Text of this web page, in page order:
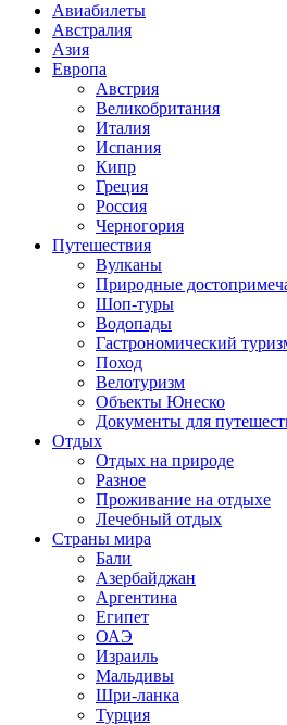
Авиабилеты
Австралия
Азия
Европа
Австрия
Великобритания
Италия
Испания
Кипр
Греция
Россия
Черногория
Путешествия
Вулканы
Природные
Шоп-туры
Водопады
Гастрономический
Поход
Велотуризм
Объекты Юнеско
Документы для
Отдых
Отдых на природе
Разное
Проживание на отдыхе
Лечебный отдых
Страны мира
Бали
Азербайджан
Аргентина
Египет
ОАЭ
Израиль
Мальдивы
Шри-ланка
Турция